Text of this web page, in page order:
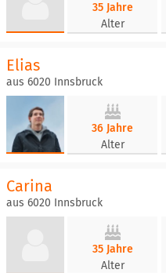
35 Jahre
Alter
Elias
aus 6020 Innsbruck
36 Jahre
Alter
Carina
aus 6020 Innsbruck
35 Jahre
Alter